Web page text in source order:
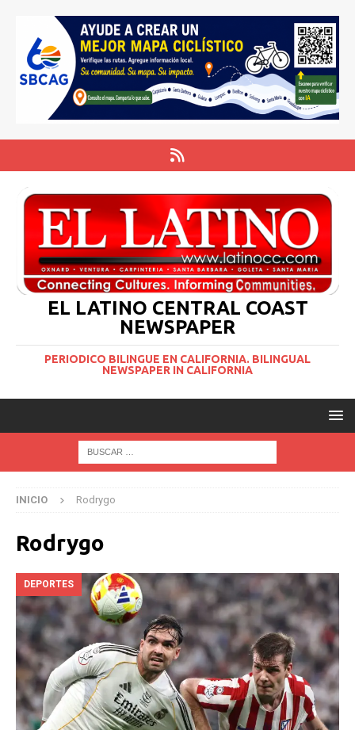
EL LATINO CENTRAL COAST
NEWSPAPER
PERIODICO BILINGUE EN CALIFORNIA. BILINGUAL
NEWSPAPER IN CALIFORNIA
INICIO Rodrygo
Rodrygo
DEPORTES